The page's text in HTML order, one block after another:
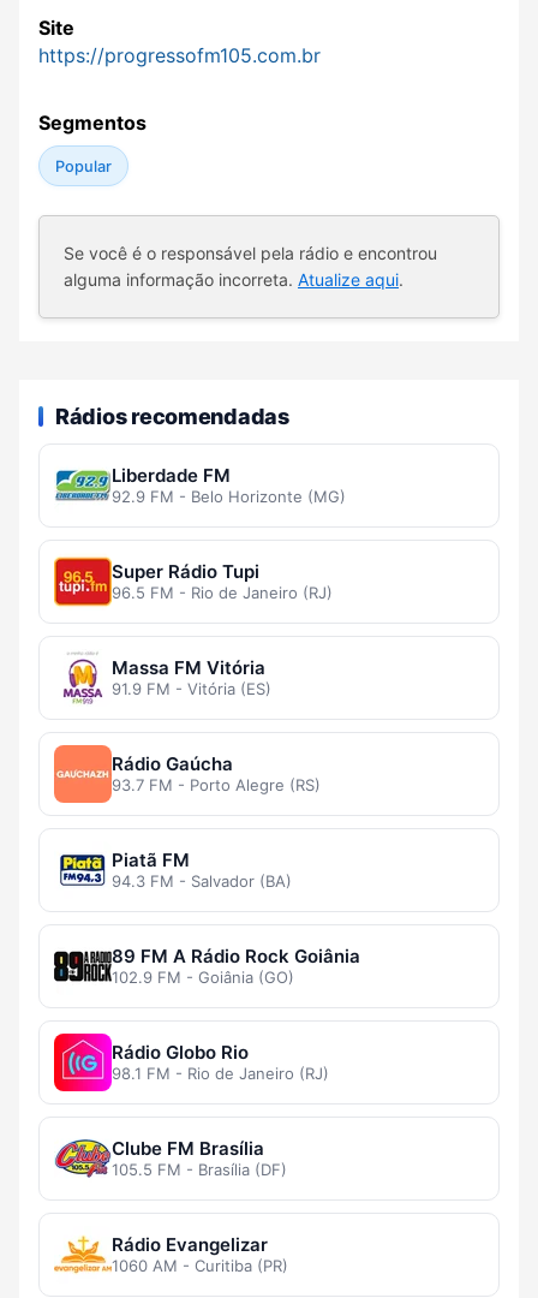
Site
https://progressofm105.com.br
Segmentos
Popular
Se você é o responsável pela rádio e encontrou
alguma informação incorreta. Atualize aqui.
Rádios recomendadas
Liberdade FM
92.9 FM - Belo Horizonte (MG)
Super Rádio Tupi
96.5 FM - Rio de Janeiro (RJ)
Massa FM Vitória
91.9 FM - Vitória (ES)
Rádio Gaúcha
93.7 FM - Porto Alegre (RS)
Piatã FM
94.3 FM - Salvador (BA)
89 FM A Rádio Rock Goiânia
102.9 FM - Goiânia (GO)
Rádio Globo Rio
98.1 FM - Rio de Janeiro (RJ)
Clube FM Brasília
105.5 FM - Brasília (DF)
Rádio Evangelizar
1060 AM - Curitiba (PR)